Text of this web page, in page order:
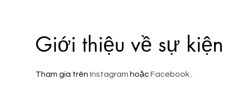
Giới thiệu về sự kiện
Tham gia trên Instagram hoặc Facebook .